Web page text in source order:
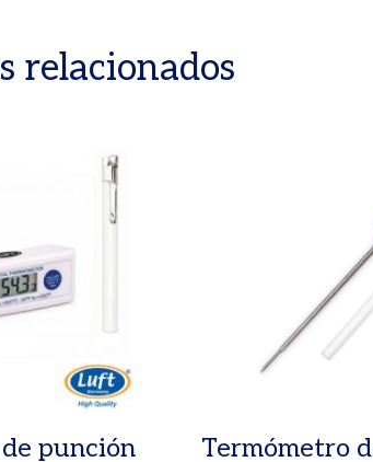
relacionados
punción
Termómetro